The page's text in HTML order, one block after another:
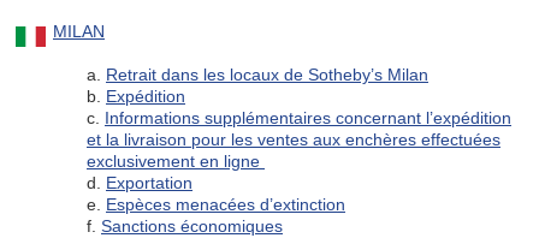
MILAN
a. Retrait dans les locaux de Sotheby’s Milan
b. Expédition
c. Informations supplémentaires concernant l’expédition
et la livraison pour les ventes aux enchères effectuées
exclusivement en ligne
d. Exportation
e. Espèces menacées d’extinction
f. Sanctions économiques